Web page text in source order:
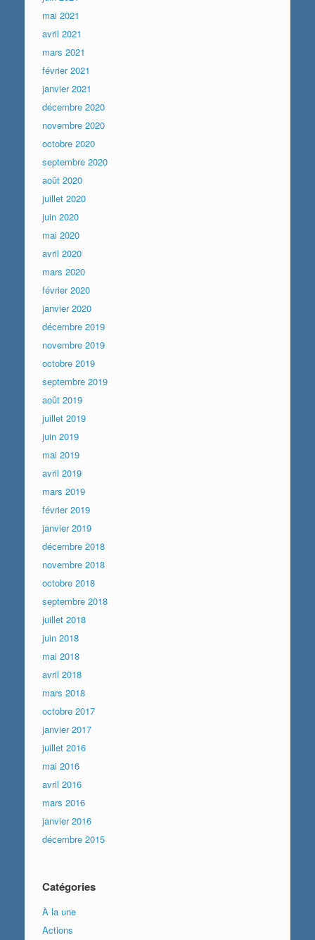
mai 2021
avril 2021
mars 2021
février 2021
janvier 2021
décembre 2020
novembre 2020
octobre 2020
septembre 2020
août 2020
juillet 2020
juin 2020
mai 2020
avril 2020
mars 2020
février 2020
janvier 2020
décembre 2019
novembre 2019
octobre 2019
septembre 2019
août 2019
juillet 2019
juin 2019
mai 2019
avril 2019
mars 2019
février 2019
janvier 2019
décembre 2018
novembre 2018
octobre 2018
septembre 2018
juillet 2018
juin 2018
mai 2018
avril 2018
mars 2018
octobre 2017
janvier 2017
juillet 2016
mai 2016
avril 2016
mars 2016
janvier 2016
décembre 2015
Catégories
À la une
Actions